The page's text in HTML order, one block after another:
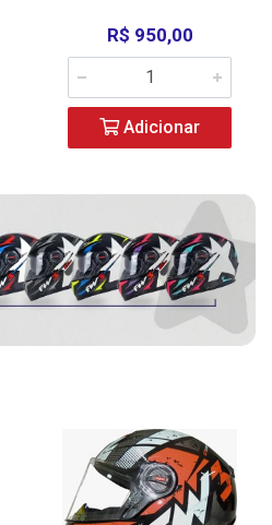
R$ 950,00
Adicionar